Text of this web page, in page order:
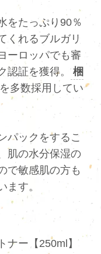
をたっぷり90％
くれるブルガリ
ーロッパでも審
認証を獲得。
梱
を多数採用してい
パックをするこ
肌の水分保湿の
で敏感肌の方も
ます。
ナー【250ml】